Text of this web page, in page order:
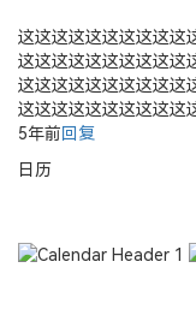
这这这这这这这这这这
这这这这这这这这这这
这这这这这这这这这这
这这这这这这这这这这
5年前回复
日历